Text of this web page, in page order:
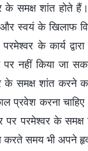
के समक्ष शांत होते
स्वयं के खिलाफ
के कार्य
पर नहीं किया जा
के समक्ष शांत करने
प्रवेश करना
पर परमेश्वर के समक्ष
करते समय भी अपने